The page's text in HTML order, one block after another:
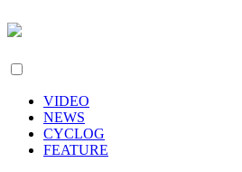
VIDEO
NEWS
CYCLOG
FEATURE